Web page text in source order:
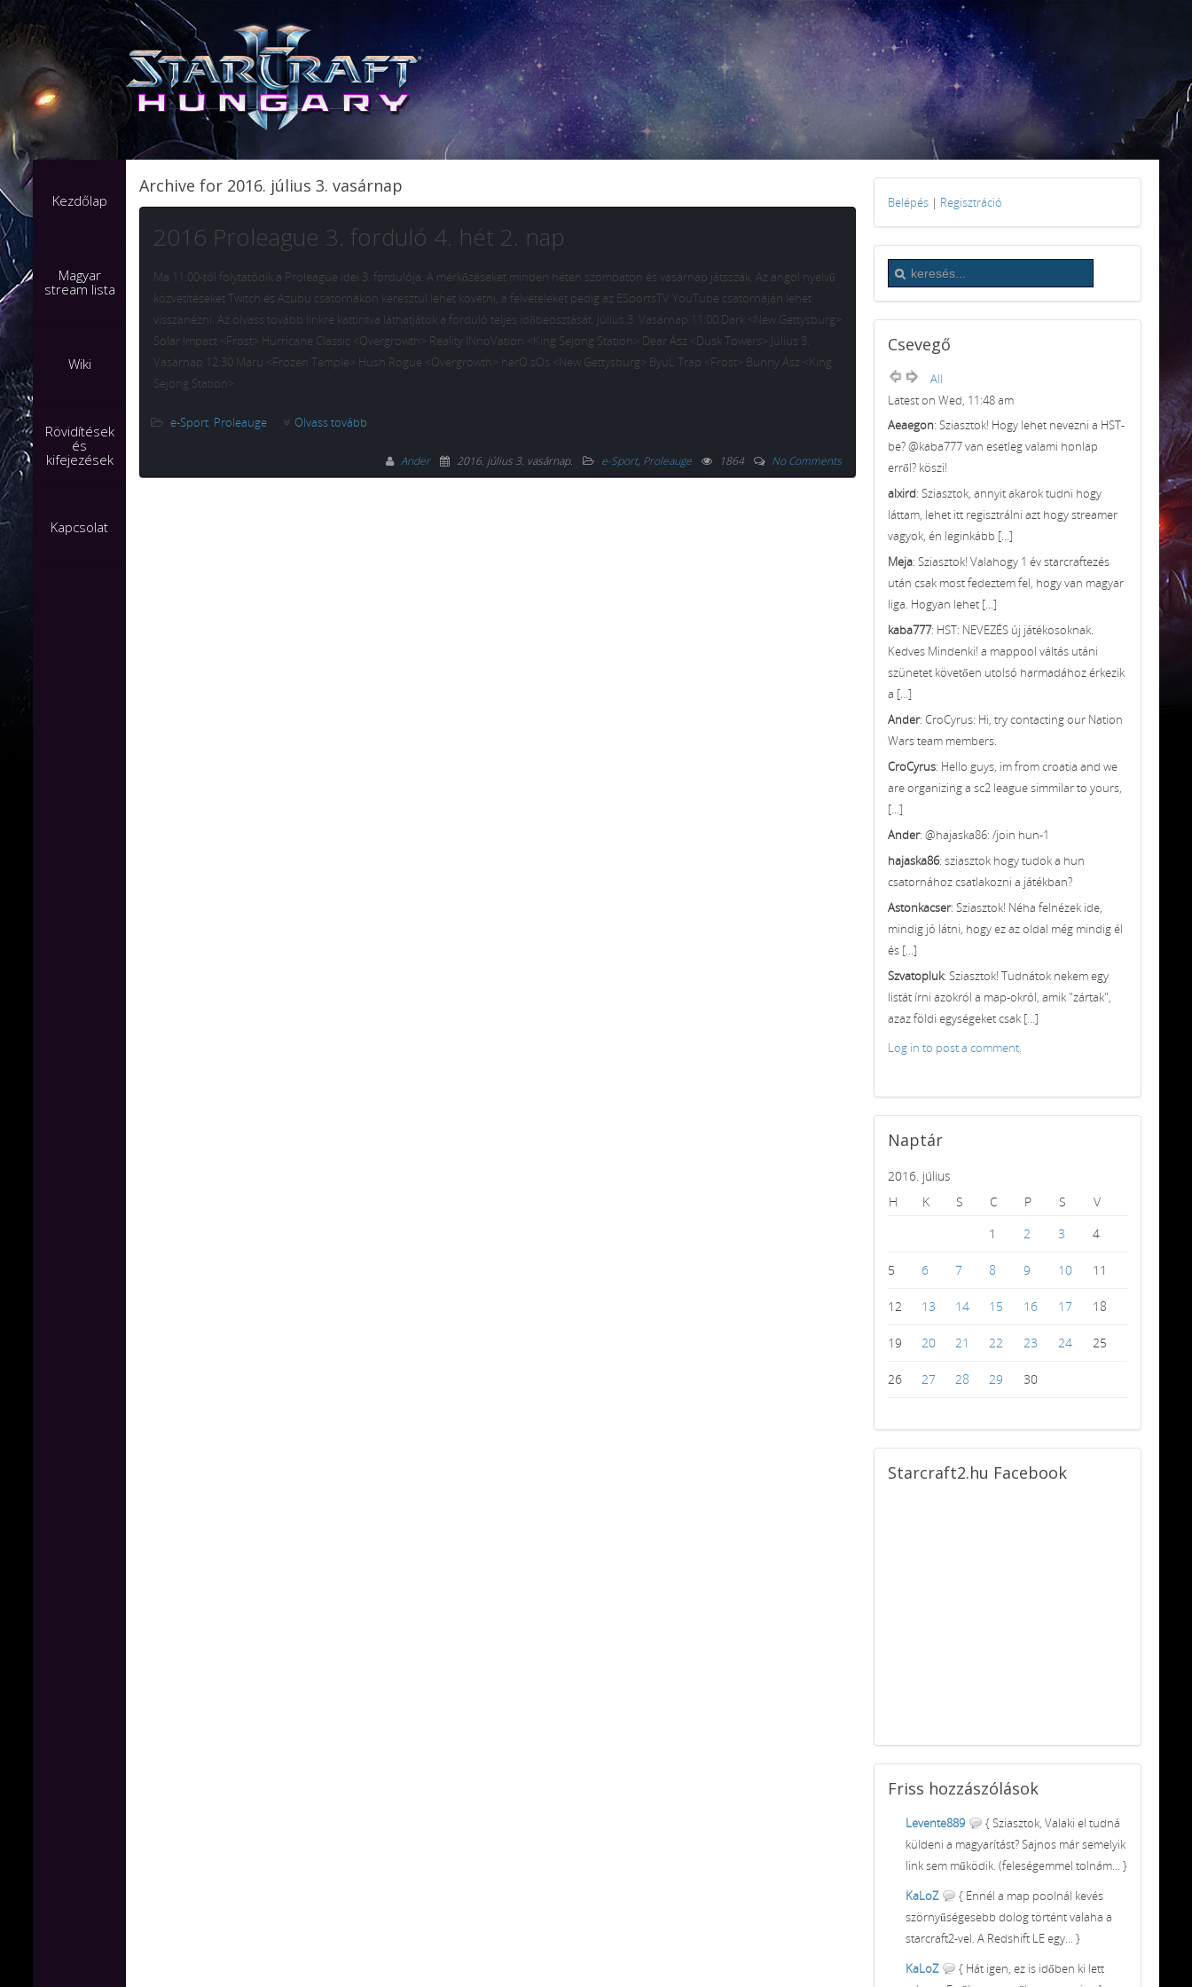
Kezdőlap
Magyar
stream lista
Wiki
Rövidítések
és
kifejezések
Kapcsolat
Archive for 2016. július 3. vasárnap
2016 Proleague 3. forduló 4. hét 2. nap
Ma 11:00-tól folytatódik a Proleague idei 3. fordulója. A mérkőzéseket minden héten szombaton és vasárnap játsszák. Az angol nyelvű
közvetítéseket Twitch és Azubu csatornákon keresztül lehet követni, a felvételeket pedig az ESportsTV YouTube csatornáján lehet
visszanézni. Az olvass tovább linkre kattintva láthatjátok a forduló teljes időbeosztását. Július 3. Vasárnap 11:00 Dark <New Gettysburg>
Solar Impact <Frost> Hurricane Classic <Overgrowth> Reality INnoVation <King Sejong Station> Dear Ász <Dusk Towers> Július 3.
Vasárnap 12:30 Maru <Frozen Temple> Hush Rogue <Overgrowth> herO sOs <New Gettysburg> ByuL Trap <Frost> Bunny Ász <King
Sejong Station>
e-Sport, Proleauge Olvass tovább
Ander 2016. július 3. vasárnap. e-Sport, Proleauge 1864 No Comments
Belépés | Regisztráció
Csevegő
All
Latest on Wed, 11:48 am
Aeaegon: Sziasztok! Hogy lehet nevezni a HST-
be? @kaba777 van esetleg valami honlap
erről? köszi!
alxird: Sziasztok, annyit akarok tudni hogy
láttam, lehet itt regisztrálni azt hogy streamer
vagyok, én leginkább [...]
Meja: Sziasztok! Valahogy 1 év starcraftezés
után csak most fedeztem fel, hogy van magyar
liga. Hogyan lehet [...]
kaba777: HST: NEVEZÉS új játékosoknak.
Kedves Mindenki! a mappool váltás utáni
szünetet követően utolsó harmadához érkezik
a [...]
Ander: CroCyrus: Hi, try contacting our Nation
Wars team members.
CroCyrus: Hello guys, im from croatia and we
are organizing a sc2 league simmilar to yours,
[...]
Ander: @hajaska86: /join hun-1
hajaska86: sziasztok hogy tudok a hun
csatornához csatlakozni a játékban?
Astonkacser: Sziasztok! Néha felnézek ide,
mindig jó látni, hogy ez az oldal még mindig él
és [...]
Szvatopluk: Sziasztok! Tudnátok nekem egy
listát írni azokról a map-okról, amik "zártak",
azaz földi egységeket csak [...]
Log in to post a comment.
Naptár
2016. július
H
K S C P S
V
1
2 3 4
5 6 7 8 9 10 11
12 13 14 15 16 17 18
19 20 21 22 23 24 25
26 27 28 29 30
Starcraft2.hu Facebook
Friss hozzászólások
Levente889
{ Sziasztok, Valaki el tudná
küldeni a magyarítást? Sajnos már semelyik
link sem működik. (feleségemmel tolnám... }
KaLoZ
{ Ennél a map poolnál kevés
szörnyűségesebb dolog történt valaha a
starcraft2-vel. A Redshift LE egy... }
KaLoZ
{ Hát igen, ez is időben ki lett